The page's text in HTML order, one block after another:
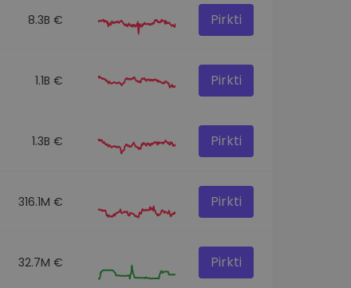
8.3B € Pirkti
1.1B € Pirkti
1.3B € Pirkti
316.1M € Pirkti
32.7M € Pirkti